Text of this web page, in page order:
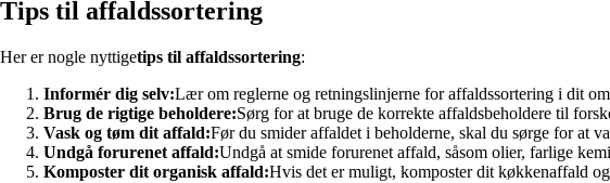
Tips til affaldssortering
Her er nogle nyttigetips til affaldssortering:
Informér dig selv:Lær om reglerne og retningslinjerne for affaldssortering i dit
Brug de rigtige beholdere:Sørg for at bruge de korrekte affaldsbeholdere til
Vask og tøm dit affald:Før du smider affaldet i beholderne, skal du sørge for at
Undgå forurenet affald:Undgå at smide forurenet affald, såsom olier, farlige
Komposter dit organisk affald:Hvis det er muligt, komposter dit køkkenaffald